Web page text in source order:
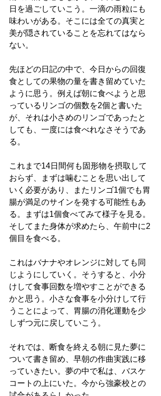
日を過ごしていこう。一滴の雨粒にも
味わいがある。そこには全ての真実と
美が隠されていることを忘れてはなら
ない。
先ほどの日記の中で、今日からの回復
食としての果物の量を書き留めていた
ように思う。例えば朝に食べようと思
っているリンゴの個数を2個と書いた
が、それは小さめのリンゴであったと
しても、一度には食べれなさそうであ
る。
これまで14日間何も固形物を摂取して
おらず、まずは噛むことを思い出して
いく必要があり、またリンゴ1個でも胃
腸が満足のサインを発する可能性もあ
る。まずは1個食べてみて様子を見る。
そしてまた身体が求めたら、午前中に2
個目を食べる。
これはバナナやオレンジに対しても同
じようにしていく。そうすると、小分
けして食事回数を増やすことができる
かと思う。小さな食事を小分けして行
うことによって、胃腸の消化運動を少
しずつ元に戻していこう。
それでは、断食を終える朝に見た夢に
ついて書き留め、早朝の作曲実践に移
っていきたい。夢の中で私は、バスケ
コートの上にいた。今から強豪校との